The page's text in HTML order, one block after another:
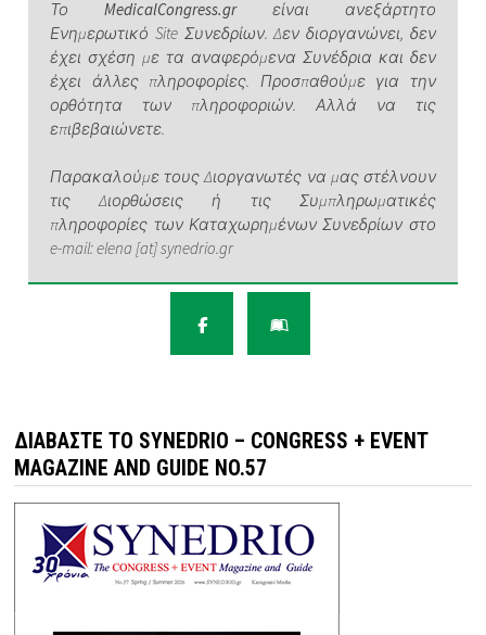
ΤοMedicalCongress.grείναι ανεξάρτητο
Ενημερωτικό Site Συνεδρίων. Δεν διοργανώνει, δεν
έχει σχέση με τα αναφερόμενα Συνέδρια και δεν
έχει άλλες πληροφορίες. Προσπαθούμε για την
ορθότητα των πληροφοριών. Αλλά να τις
επιβεβαιώνετε.
Παρακαλούμε τους Διοργανωτές να μας στέλνουν
τις Διορθώσεις ή τις Συμπληρωματικές
πληροφορίες των Καταχωρημένων Συνεδρίων στο
e-mail: elena [at] synedrio.gr
ΔΙΑΒΆΣΤΕ ΤΟ SYNEDRIO – CONGRESS + EVENT
MAGAZINE AND GUIDE NO.57